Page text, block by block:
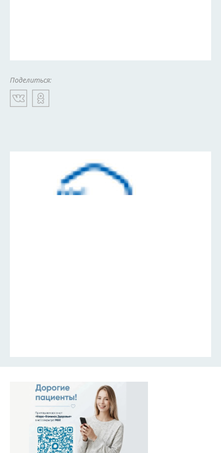
Поделиться: